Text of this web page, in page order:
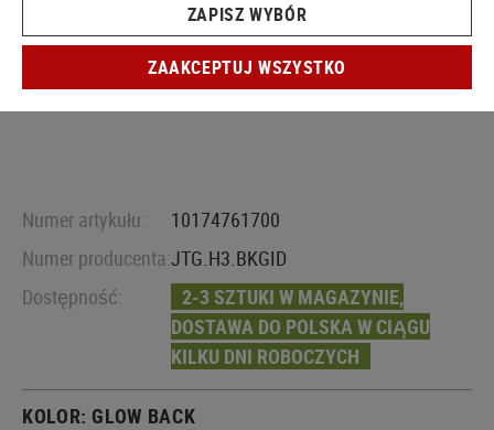
Numer artykułu:
10174761700
Numer producenta:JTG.H3.BKGID
Dostępność:
2-3 SZTUKI W MAGAZYNIE,
DOSTAWA DO POLSKA W CIĄGU
KILKU DNI ROBOCZYCH
KOLOR: GLOW BACK
ZAPISZ WYBÓR
ZAAKCEPTUJ WSZYSTKO